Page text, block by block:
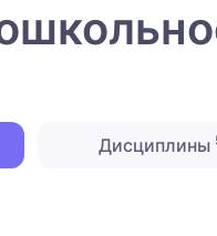
Дисциплины